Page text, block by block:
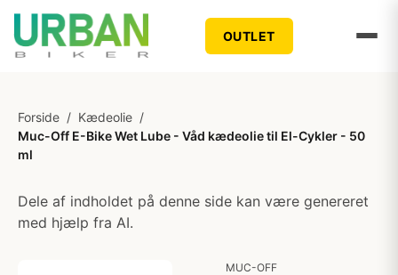
OUTLET
Forside / Kædeolie /
Muc-Off E-Bike Wet Lube - Våd kædeolie til El-Cykler - 50
ml
Dele af indholdet på denne side kan være genereret
med hjælp fra AI.
MUC-OFF